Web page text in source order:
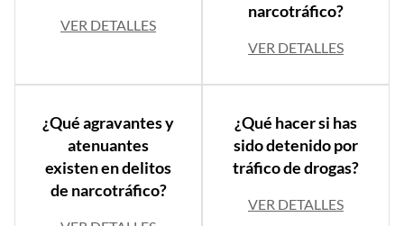
VER DETALLES
narcotráfico?
VER DETALLES
¿Qué agravantes y
atenuantes
existen en delitos
de narcotráfico?
¿Qué hacer si has
sido detenido por
tráfico de drogas?
VER DETALLES